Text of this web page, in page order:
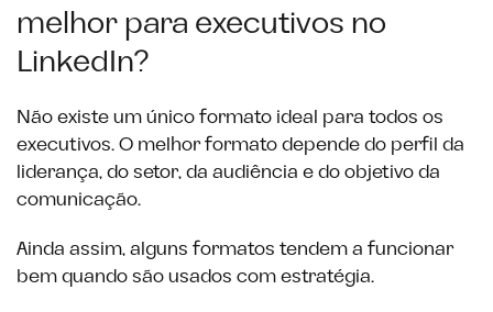
melhor para executivos no
LinkedIn?
Não existe um único formato ideal para todos os
executivos. O melhor formato depende do perfil da
liderança, do setor, da audiência e do objetivo da
comunicação.
Ainda assim, alguns formatos tendem a funcionar
bem quando são usados com estratégia.